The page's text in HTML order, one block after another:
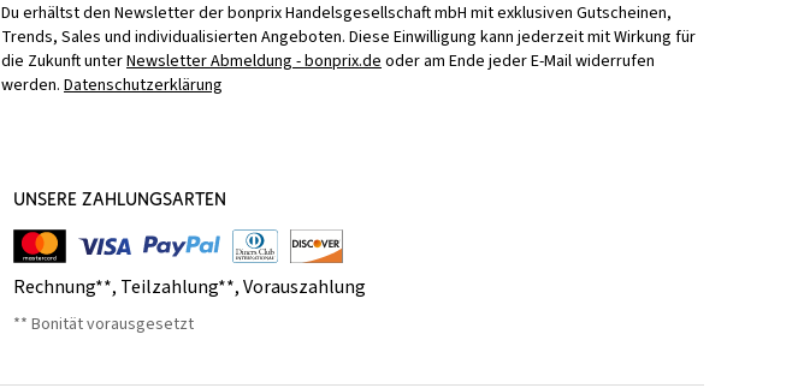
Du erhältst den Newsletter der bonprix Handelsgesellschaft mbH mit exklusiven Gutscheinen,
Trends, Sales und individualisierten Angeboten. Diese Einwilligung kann jederzeit mit Wirkung für
die Zukunft unterNewsletter Abmeldung - bonprix.deoder am Ende jeder E-Mail widerrufen
werden. Datenschutzerklärung
UNSERE ZAHLUNGSARTEN
Rechnung**, Teilzahlung**,Vorauszahlung
** Bonität vorausgesetzt